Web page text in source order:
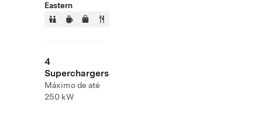
Eastern
4
Superchargers
Máximo de até
250 kW